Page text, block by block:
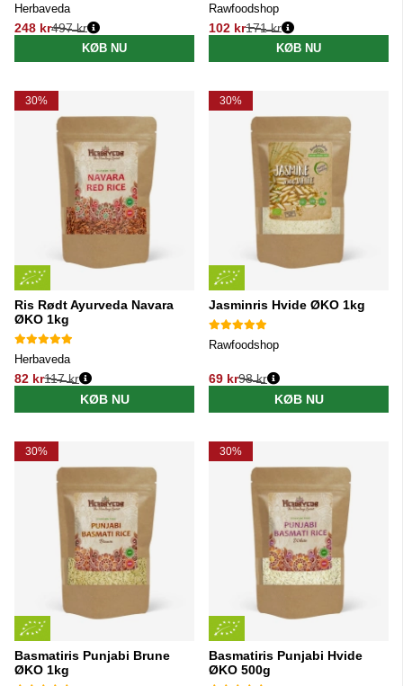
Herbaveda
248 kr
Normalpris:
497 kr
KØB NU
Rawfoodshop
102 kr
Normalpris:
171 kr
KØB NU
30%
Ris Rødt Ayurveda Navara
ØKO 1kg
Herbaveda
82 kr
Normalpris:
117 kr
KØB NU
30%
Jasminris Hvide ØKO 1kg
Rawfoodshop
69 kr
Normalpris:
98 kr
KØB NU
30%
Basmatiris Punjabi Brune
ØKO 1kg
30%
Basmatiris Punjabi Hvide
ØKO 500g